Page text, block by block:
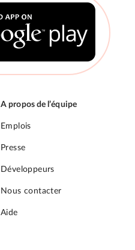
A propos de l’équipe
Emplois
Presse
Développeurs
Nous contacter
Aide